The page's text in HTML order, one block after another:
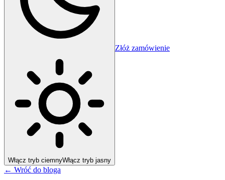
Włącz tryb ciemnyWłącz tryb jasny
Złóż zamówienie
← Wróć do bloga